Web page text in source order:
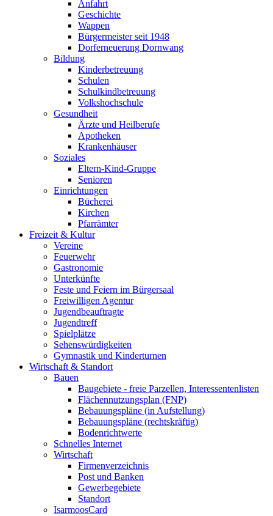
Anfahrt
Geschichte
Wappen
Bürgermeister seit 1948
Dorferneuerung Dornwang
Bildung
Kinderbetreuung
Schulen
Schulkindbetreuung
Volkshochschule
Gesundheit
Ärzte und Heilberufe
Apotheken
Krankenhäuser
Soziales
Eltern-Kind-Gruppe
Senioren
Einrichtungen
Bücherei
Kirchen
Pfarrämter
Freizeit & Kultur
Vereine
Feuerwehr
Gastronomie
Unterkünfte
Feste und Feiern im Bürgersaal
Freiwilligen Agentur
Jugendbeauftragte
Jugendtreff
Spielplätze
Sehenswürdigkeiten
Gymnastik und Kinderturnen
Wirtschaft & Standort
Bauen
Baugebiete - freie Parzellen, Interessentenlisten
Flächennutzungsplan (FNP)
Bebauungspläne (in Aufstellung)
Bebauungspläne (rechtskräftig)
Bodenrichtwerte
Schnelles Internet
Wirtschaft
Firmenverzeichnis
Post und Banken
Gewerbegebiete
Standort
IsarmoosCard